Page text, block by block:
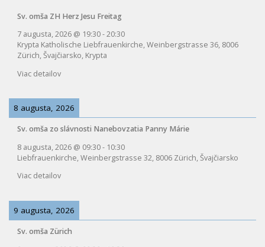
Sv. omša ZH Herz Jesu Freitag
7 augusta, 2026 @ 19:30-20:30
Krypta Katholische Liebfrauenkirche, Weinbergstrasse 36, 8006
Zürich, Švajčiarsko, Krypta
Viac detailov
8 augusta, 2026
Sv. omša zo slávnosti Nanebovzatia Panny Márie
8 augusta, 2026 @ 09:30- 10:30
Liebfrauenkirche, Weinbergstrasse 32, 8006 Zürich, Švajčiarsko
Viac detailov
9 augusta, 2026
Sv. omša Zürich